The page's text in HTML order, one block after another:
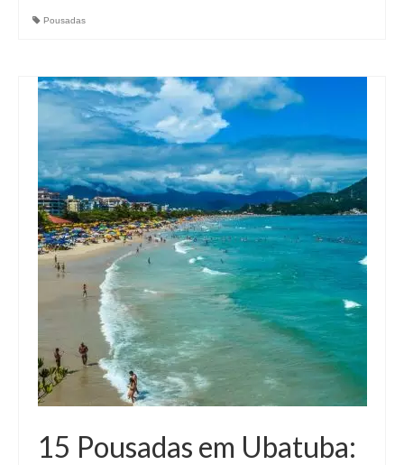
Pousadas
15 Pousadas em Ubatuba: